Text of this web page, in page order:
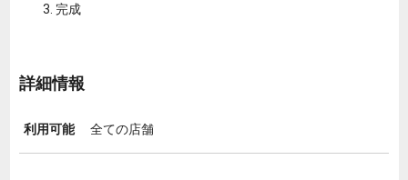
完成
詳細情報
利用可能 全ての店舗